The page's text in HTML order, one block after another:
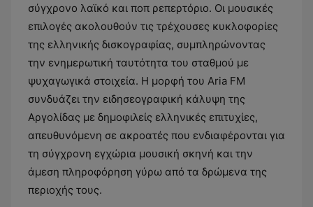
σύγχρονο λαϊκό και ποπ ρεπερτόριο. Οι μουσικές
επιλογές ακολουθούν τις τρέχουσες κυκλοφορίες
της ελληνικής δισκογραφίας, συμπληρώνοντας
την ενημερωτική ταυτότητα του σταθμού με
ψυχαγωγικά στοιχεία. Η μορφή του Aria FM
συνδυάζει την ειδησεογραφική κάλυψη της
Αργολίδας με δημοφιλείς ελληνικές επιτυχίες,
απευθυνόμενη σε ακροατές που ενδιαφέρονται για
τη σύγχρονη εγχώρια μουσική σκηνή και την
άμεση πληροφόρηση γύρω από τα δρώμενα της
περιοχής τους.